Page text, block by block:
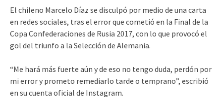
El chileno Marcelo Díaz se disculpó por medio de una carta
en redes sociales, tras el error que cometió en la Final de la
Copa Confederaciones de Rusia 2017, con lo que provocó el
gol del triunfo a la Selección de Alemania.
“Me hará más fuerte aún y de eso no tengo duda, perdón por
mi error y prometo remediarlo tarde o temprano”, escribió
en su cuenta oficial de Instagram.